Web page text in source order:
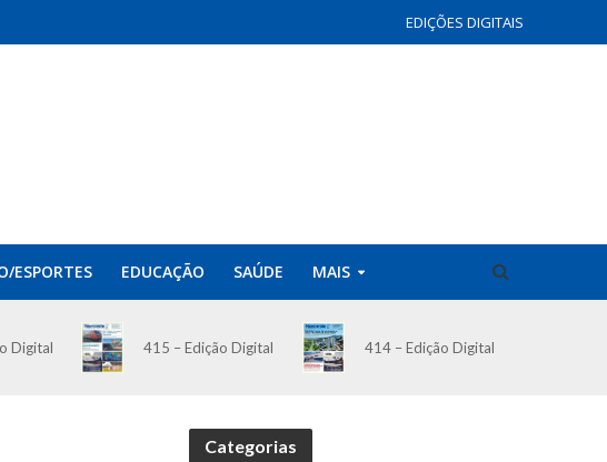
EDIÇÕES DIGITAIS
ESPORTES EDUCAÇÃO SAÚDE MAIS
Digital 415 – Edição Digital 414 – Edição Digital
Categorias